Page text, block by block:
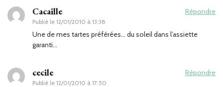
Cacaille
Publié le 12/01/2010 à 13:38
Répondre
Une de mes tartes préférées… du soleil dans l’assiette
garanti…
cecile
Publié le 12/01/2010 à 17:50
Répondre